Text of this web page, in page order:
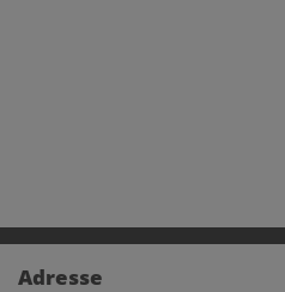
Adresse